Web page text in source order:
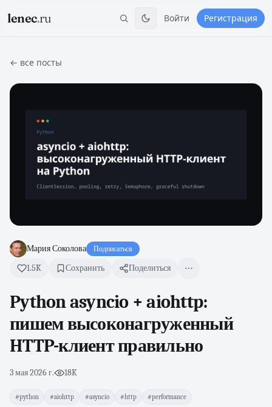
lenec.ru Войти Регистрация
← все посты
Мария Соколова Подписаться
1.5K Сохранить Поделиться
Python asyncio + aiohttp:
пишем высоконагруженный
HTTP-клиент правильно
3 мая 2026 г.· 18K
#python #aiohttp #asyncio #http #performance